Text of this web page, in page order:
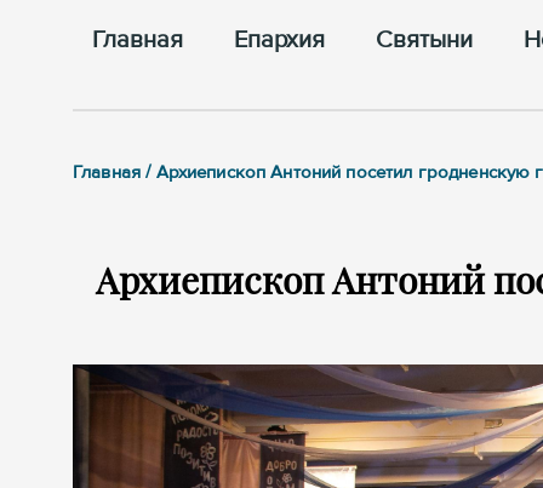
Главная Епархия Cвятыни
Главная / Архиепископ Антоний посетил
Архиепископ Антоний